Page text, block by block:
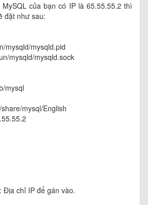
của bạn có IP là 65.55.55.2 thì
đặt như sau:
mysqld.pid
mysqld.sock
mysql/English
Địa chỉ IP để gán vào.